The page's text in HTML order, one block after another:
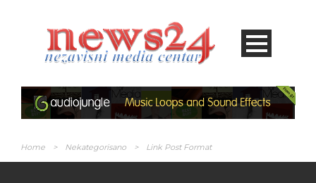
Home > Nekategorisano > Link Post Format